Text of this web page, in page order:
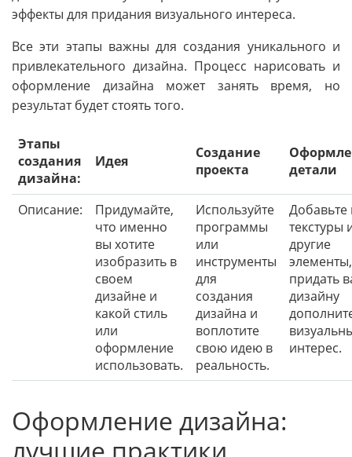
эффекты для придания визуального интереса.
Все эти этапы важны для создания уникального и
привлекательного дизайна. Процесс нарисовать и
оформление дизайна может занять время, но
результат будет стоять того.
Этапы
создания
дизайна:
Идея
Создание
проекта
детали
Описание:
Придумайте,
что именно
вы хотите
изобразить в
своем
дизайне и
какой стиль
или
оформление
использовать.
Используйте
программы
или
инструменты
для
создания
дизайна и
воплотите
свою идею в
реальность.
Добавьте
текстуры
другие
придать
дизайну
интерес.
Оформление дизайна: